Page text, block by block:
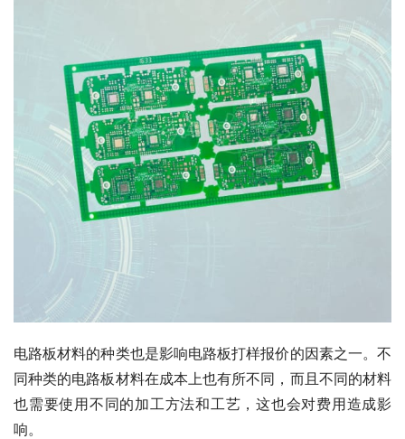
电路板材料的种类也是影响电路板打样报价的因素之一。不
同种类的电路板材料在成本上也有所不同，而且不同的材料
也需要使用不同的加工方法和工艺，这也会对费用造成影
响。